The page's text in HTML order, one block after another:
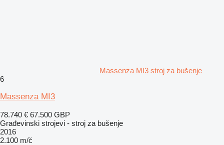
Massenza MI3 stroj za bušenje
6
Massenza MI3
78.740 € 67.500 GBP
Građevinski strojevi - stroj za bušenje
2016
2.100 m/č